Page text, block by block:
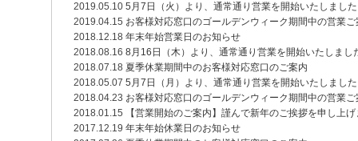
2019.05.10 5月7日（火）より、通常通り営業を開始いたしまし
2019.04.15 お客様対応窓口のゴールデンウィーク期間中の営業ご
2018.12.18 年末年始営業日のお知らせ
2018.08.16 8月16日（木）より、通常通り営業を開始いたしまし
2018.07.18 夏季休業期間中のお客様対応窓口のご案内
2018.05.07 5月7日（月）より、通常通り営業を開始いたしまし
2018.04.23 お客様対応窓口のゴールデンウィーク期間中の営業ご
2018.01.15
【営業開始のご案内】謹んで新年のご挨拶を申し上
2017.12.19 年末年始休業日のお知らせ